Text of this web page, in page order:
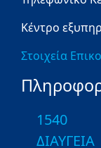
Κέντρο
Στοιχεία
1540
ΔΙΑΥΓΕΙΑ